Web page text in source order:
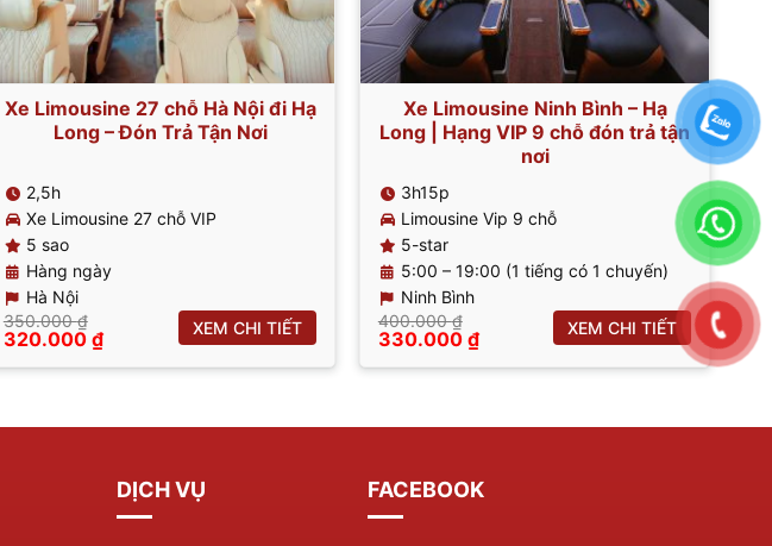
Xe Limousine 27 chỗ Hà Nội đi Hạ
Long – Đón Trả Tận Nơi
2,5h
Xe Limousine 27 chỗ VIP
5 sao
Hàng ngày
Hà Nội
350.000₫
Giá
là:
320.000 ₫Giá
hiện
tại
XEM CHI TIẾT
Xe Limousine Ninh Bình – Hạ
Long | Hạng VIP 9 chỗ đón trả tận
nơi
3h15p
Limousine Vip 9 chỗ
5-star
5:00 – 19:00 (1 tiếng có 1 chuyến)
Ninh Bình
400.000₫
Giá
là:
330.000 ₫Giá
hiện
tại
XEM CHI TIẾT
DỊCH VỤ FACEBOOK